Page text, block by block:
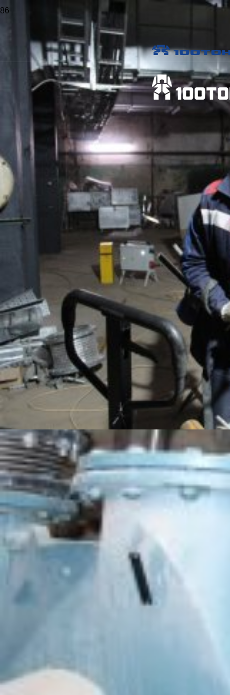
Монтаж основного оборудования:
особенности и этапы
Монтаж основного оборудования:
особенности и этапы
3 Июл в 01:01
Поделиться
Что такое монтаж основного оборудования
Почему монтаж нельзя сводить только к установке
Подготовка к монтажу основного оборудования
Основные этапы монтажа технологического
Доставка оборудования и комплектующих
Проверка комплектации и состояния
Распаковка и подготовка оборудования
Сборка узлов и предварительная установка
Перемещение в проектное положение
Установка, анкерение и закрепление
Выверка и центровка
Подключение к коммуникациям
Проверка, наладка и пробный запуск
Сдача оборудования в эксплуатацию
Что влияет на сроки и сложность монтажа
Основные риски при неправильном монтаже
Когда нужны профессиональные монтажники
Монтаж основного оборудования с «100 ТОНН»
Запуск нового цеха, расширение производства или
установка отдельного станка редко ограничиваются
простой доставкой оборудования на объект. Основное
оборудование нужно правильно принять, переместить,
собрать, установить в проектное положение, подключить
к коммуникациям, проверить и подготовить к
эксплуатации. Ошибка на любом из этих этапов может
от которого зависит не только скорость запуска
предприятия, но и дальнейшая надежность